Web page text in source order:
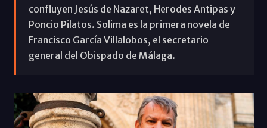
confluyen Jesús de Nazaret, Herodes Antipas y
Poncio Pilatos. Solima es la primera novela de
Francisco García Villalobos, el secretario
general del Obispado de Málaga.